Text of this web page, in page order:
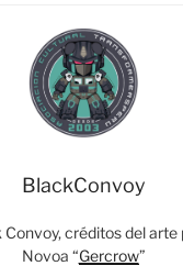
Part
Killbison”
BlackConvoy
Convoy, créditos del arte
Novoa “Gercrow”